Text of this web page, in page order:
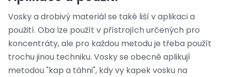
Vosky a drobivý materiál se také liší v aplikaci a
použití. Oba lze použít v přístrojích určených pro
koncentráty, ale pro každou metodu je třeba použít
trochu jinou techniku. Vosky se obecně aplikují
metodou "kap a táhni", kdy vy kapek vosku na